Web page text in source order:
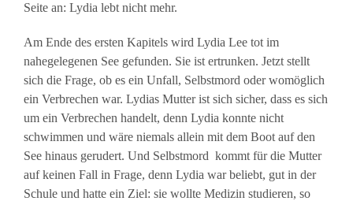
Seite an: Lydia lebt nicht mehr.
Am Ende des ersten Kapitels wird Lydia Lee tot im
nahegelegenen See gefunden. Sie ist ertrunken. Jetzt stellt
sich die Frage, ob es ein Unfall, Selbstmord oder womöglich
ein Verbrechen war. Lydias Mutter ist sich sicher, dass es sich
um ein Verbrechen handelt, denn Lydia konnte nicht
schwimmen und wäre niemals allein mit dem Boot auf den
See hinaus gerudert. Und Selbstmord kommt für die Mutter
auf keinen Fall in Frage, denn Lydia war beliebt, gut in der
Schule und hatte ein Ziel: sie wollte Medizin studieren, so